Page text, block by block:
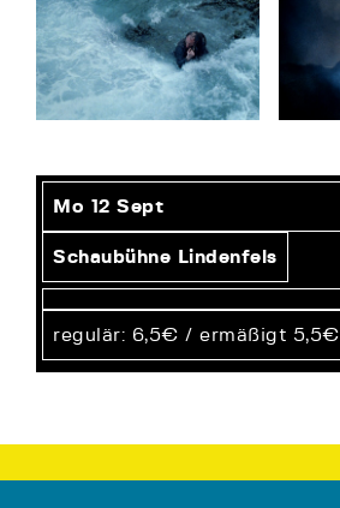
Mo 12 Sept
Schaubühne Lindenfels
regulär: 6,5€ / ermäßigt 5,5€